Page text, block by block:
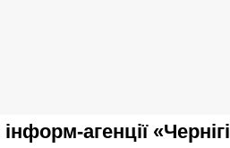
агенції